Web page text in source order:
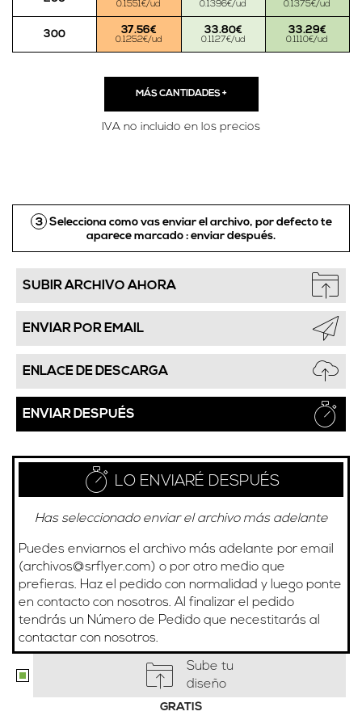
0.1551€/ud 0.1396€/ud 0.1375€/ud
300 37.56€
0.1252€/ud
33.80€
0.1127€/ud
33.29€
0.1110€/ud
MÁS CANTIDADES+
IVA no incluido en los precios
3 Selecciona como vas enviar el archivo, por defecto te
aparece marcado : enviar después.
SUBIR ARCHIVO AHORA
ENVIAR POR EMAIL
ENLACE DE DESCARGA
ENVIAR DESPUÉS
LO ENVIARÉ DESPUÉS
Has seleccionado enviar el archivo más adelante
Puedes enviarnos el archivo más adelante por email
(archivos@srflyer.com) o por otro medio que
prefieras. Haz el pedido con normalidad y luego ponte
en contacto con nosotros. Al finalizar el pedido
tendrás un Número de Pedido que necestitarás al
contactar con nosotros.
Sube tu
diseño
GRATIS